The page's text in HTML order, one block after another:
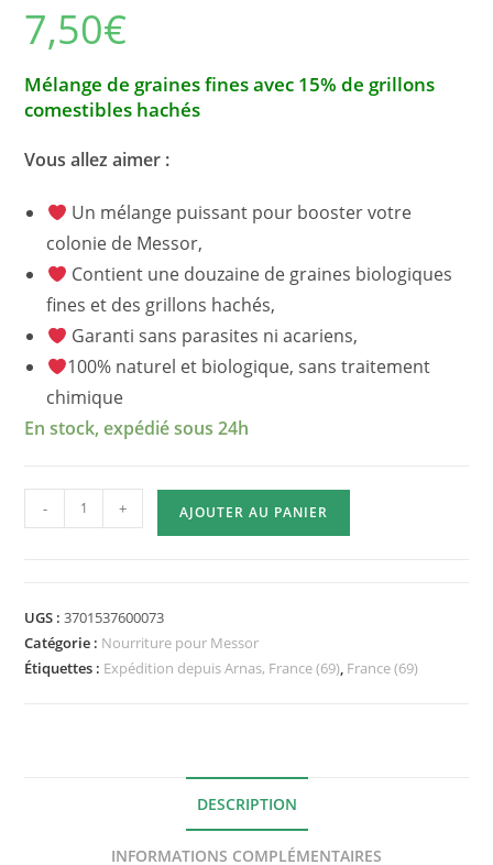
7,50€
Mélange de graines fines avec 15% de grillons
comestibles hachés
Vous allez aimer :
Un mélange puissant pour booster votre
colonie de Messor,
Contient une douzaine de graines biologiques
fines et des grillons hachés,
Garanti sans parasites ni acariens,
100% naturel et biologique, sans traitement
chimique
En stock, expédié sous 24h
quantité
de
75gr
-
Grillons
- + AJOUTER AU PANIER
UGS :3701537600073
Catégorie : Nourriture pour Messor
Étiquettes : Expédition depuis Arnas, France (69), France (69)
DESCRIPTION
INFORMATIONS COMPLÉMENTAIRES